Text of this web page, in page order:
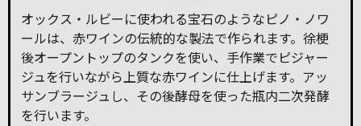
オックス・ルビーに使われる宝石のようなピノ・ノワ
ールは、赤ワインの伝統的な製法で作られます。徐梗
後オープントップのタンクを使い、手作業でピジャー
ジュを行いながら上質な赤ワインに仕上げます。アッ
サンブラージュし、その後酵母を使った瓶内二次発酵
を行います。